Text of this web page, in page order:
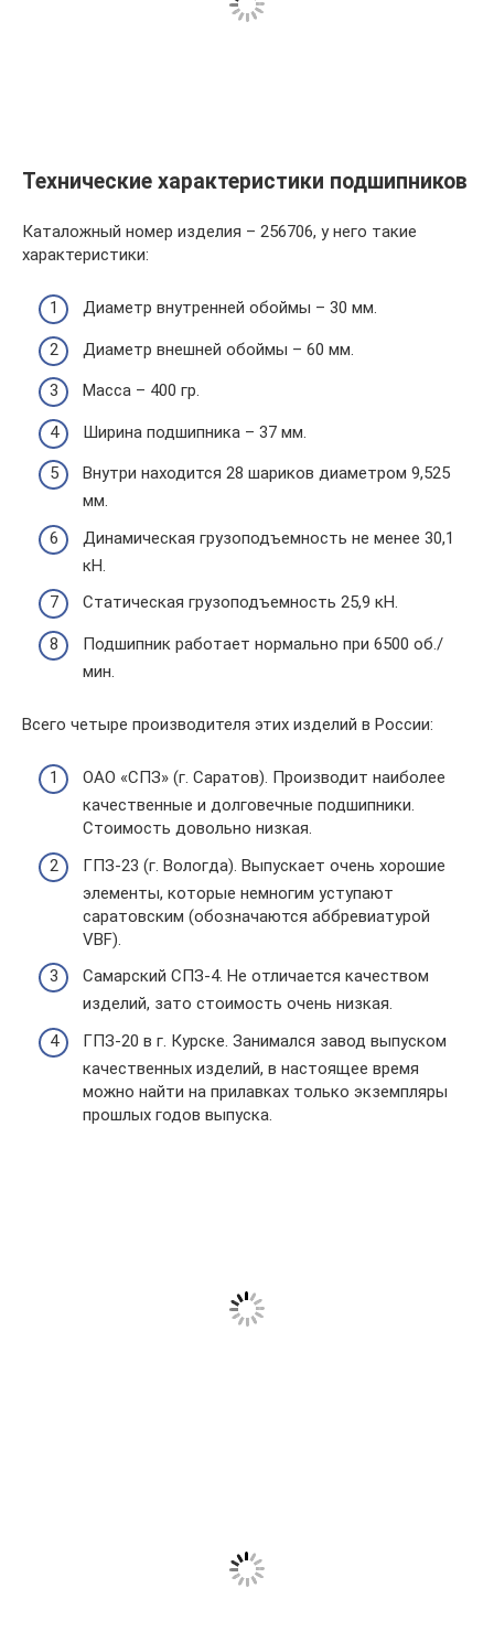
Технические характеристики подшипников
Каталожный номер изделия – 256706, у него такие
характеристики:
Диаметр внутренней обоймы – 30 мм.
Диаметр внешней обоймы – 60 мм.
Масса – 400 гр.
Ширина подшипника – 37 мм.
Внутри находится 28 шариков диаметром 9,525
мм.
Динамическая грузоподъемность не менее 30,1
кН.
Статическая грузоподъемность 25,9 кН.
Подшипник работает нормально при 6500 об./
мин.
Всего четыре производителя этих изделий в России:
ОАО «СПЗ» (г. Саратов). Производит наиболее
качественные и долговечные подшипники.
Стоимость довольно низкая.
ГПЗ-23 (г. Вологда). Выпускает очень хорошие
элементы, которые немногим уступают
саратовским (обозначаются аббревиатурой
VBF).
Самарский СПЗ-4. Не отличается качеством
изделий, зато стоимость очень низкая.
ГПЗ-20 в г. Курске. Занимался завод выпуском
качественных изделий, в настоящее время
можно найти на прилавках только экземпляры
прошлых годов выпуска.